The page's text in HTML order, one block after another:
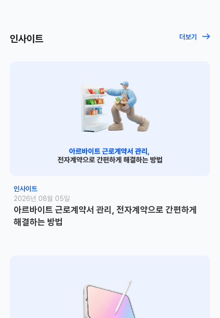
인사이트 더보기
인사이트
2026년 08월 05일
아르바이트 근로계약서 관리, 전자계약으로 간편하게
해결하는 방법